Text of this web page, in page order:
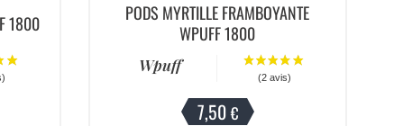
1800
PODS MYRTILLE FRAMBOYANTE
WPUFF 1800
Wpuff
7,50€